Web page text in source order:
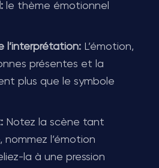
le thème émotionnel
l’interprétation: L’émotion,
présentes et la
plus que le symbole
Notez la scène tant
nommez l’émotion
la à une pression